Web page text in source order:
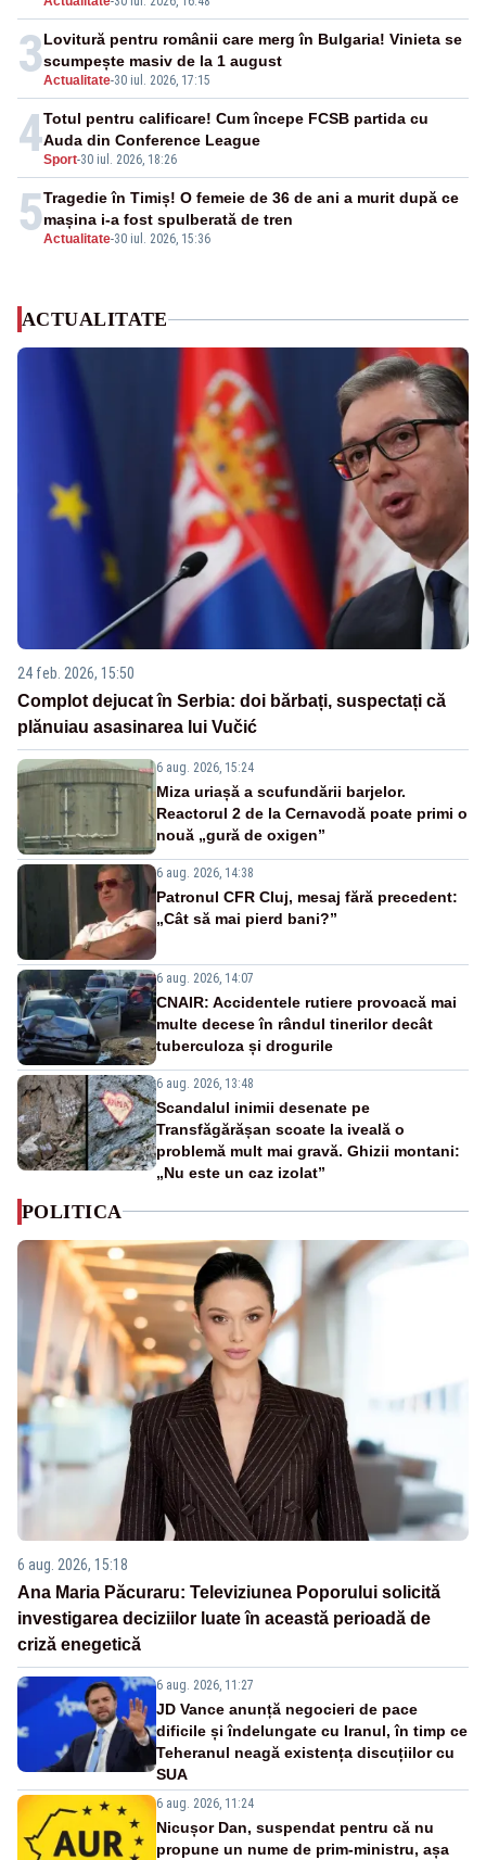
3Actualitate-30 iul. 2026, 17:15
Lovitură pentru românii care merg în Bulgaria! Vinieta se
scumpește masiv de la 1 august
4Sport-30 iul. 2026, 18:26
Totul pentru calificare! Cum începe FCSB partida cu
Auda din Conference League
5Actualitate-30 iul. 2026, 15:36
Tragedie în Timiș! O femeie de 36 de ani a murit după ce
mașina i-a fost spulberată de tren
ACTUALITATE
24 feb. 2026, 15:50
Complot dejucat în Serbia: doi bărbați, suspectați că
plănuiau asasinarea lui Vučić
6 aug. 2026, 15:24
Miza uriașă a scufundării barjelor.
Reactorul 2 de la Cernavodă poate primi o
nouă „gură de oxigen”
6 aug. 2026, 14:38
Patronul CFR Cluj, mesaj fără precedent:
„Cât să mai pierd bani?”
6 aug. 2026, 14:07
CNAIR: Accidentele rutiere provoacă mai
multe decese în rândul tinerilor decât
tuberculoza și drogurile
6 aug. 2026, 13:48
Scandalul inimii desenate pe
Transfăgărășan scoate la iveală o
problemă mult mai gravă. Ghizii montani:
„Nu este un caz izolat”
POLITICA
6 aug. 2026, 15:18
Ana Maria Păcuraru: Televiziunea Poporului solicită
investigarea deciziilor luate în această perioadă de
criză enegetică
6 aug. 2026, 11:27
JD Vance anunță negocieri de pace
dificile și îndelungate cu Iranul, în timp ce
Teheranul neagă existența discuțiilor cu
SUA
6 aug. 2026, 11:24
Nicușor Dan, suspendat pentru că nu
propune un nume de prim-ministru, așa